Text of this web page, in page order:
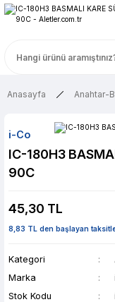
Anasayfa Anahtar-
i-Co
IC-180H3
90C
45,30 TL
8,83 TL den başlayan
Kategori
Marka
Stok Kodu